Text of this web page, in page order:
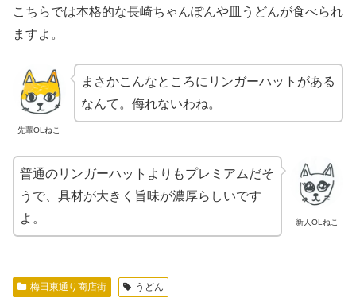
こちらでは本格的な長崎ちゃんぽんや皿うどんが食べられ
ますよ。
先輩OLねこ
まさかこんなところにリンガーハットがある
なんて。侮れないわね。
新人OLねこ
普通のリンガーハットよりもプレミアムだそ
うで、具材が大きく旨味が濃厚らしいです
よ。
梅田東通り商店街 うどん